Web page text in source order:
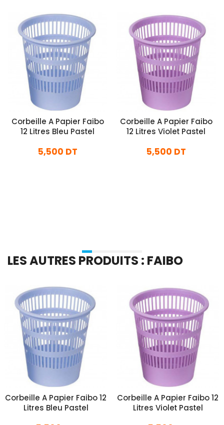
Corbeille A Papier Faibo
12 Litres Bleu Pastel
5,500 DT
Corbeille A Papier Faibo
12 Litres Violet Pastel
5,500 DT
LES AUTRES PRODUITS : FAIBO
Corbeille A Papier Faibo 12
Litres Bleu Pastel
Corbeille A Papier Faibo 12
Litres Violet Pastel